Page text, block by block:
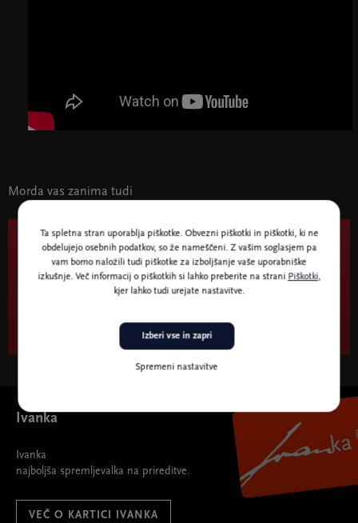
Morda vas zanima tudi
Do 9. maja 2021
Henri Cartier-Bresson: Iz oči v oči (Tête à
Ivanka
Ivanka
najboljša spremljevalka na prireditve.
VEČ O KARTICI IVANKA
Ta spletna stran uporablja piškotke. Obvezni piškotki in piškotki, ki ne
obdelujejo osebnih podatkov, so že nameščeni. Z vašim soglasjem pa
vam bomo naložili tudi piškotke za izboljšanje vaše uporabniške
izkušnje. Več informacij o piškotkih si lahko preberite na strani Piškotki,
kjer lahko tudi urejate nastavitve.
Spremeni nastavitve
Izberi vse in zapri